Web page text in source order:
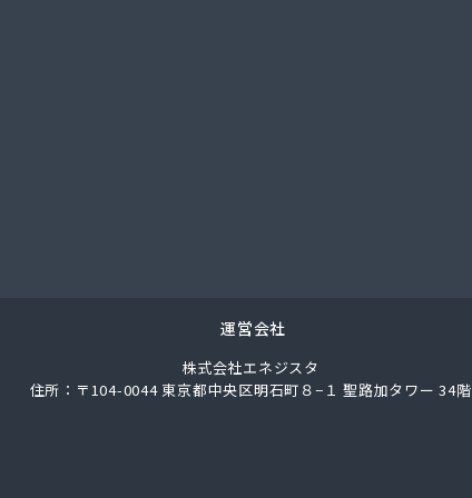
燃料株式会社 上浦出張所
燃料株式会社 松山営業所
運営会社
株式会社エネジスタ
住所：〒104-0044 東京都中央区明石町８−１ 聖路加タワー 34階